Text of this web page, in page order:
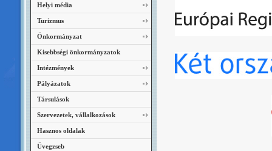
Helyi média
Turizmus
Önkormányzat
Kisebbségi önkormányzatok
Intézmények
Pályázatok
Társulások
Szervezetek, vállalkozások
Hasznos oldalak
Üvegzseb